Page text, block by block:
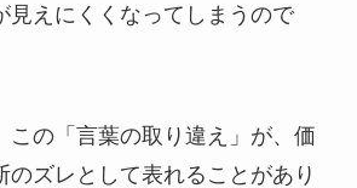
見えにくくなってしまうので
この「言葉の取り違え」が、価
のズレとして表れることがあり